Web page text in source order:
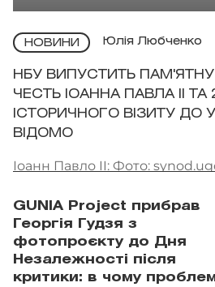
НОВИНИ Юлія Любченко
НБУ ВИПУСТИТЬ
ЧЕСТЬ ІОАННА ПАВЛА II
ІСТОРИЧНОГО ВІЗИТУ ДО
ВІДОМО
Іоанн Павло II: Фото:
GUNIA Project прибрав
Георгія Гудзя з
фотопроєкту до Дня
Незалежності після
критики: в чому